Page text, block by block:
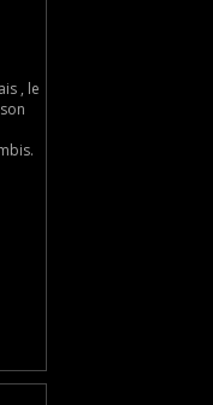
, le